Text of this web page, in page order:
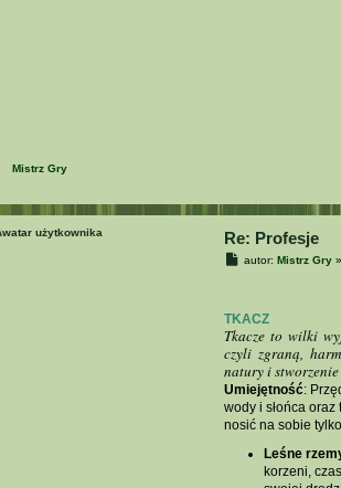
Mistrz Gry
Re: Profesje
Pautor:Mistrz Gry
TKACZ
Tkacze to wilki
czyli zgraną,
natury i
Umiejętność:
wody i słońca
nosić na sobie
Leśne
korzeni,